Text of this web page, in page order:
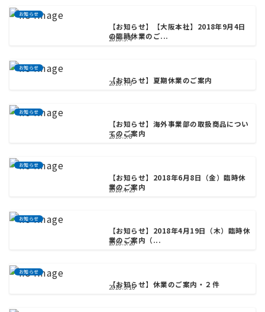
お知らせ
【お知らせ】【大阪本社】2018年9月4日
の臨時休業のご...
2018.9.4
お知らせ
【お知らせ】夏期休業のご案内
2018.7.3
お知らせ
【お知らせ】海外事業部の取扱商品につい
てのご案内
2018.5.8
お知らせ
【お知らせ】2018年6月8日（金）臨時休
業のご案内
2018.4.23
お知らせ
【お知らせ】2018年4月19日（木）臨時休
業のご案内（...
2018.3.20
お知らせ
【お知らせ】休業のご案内・２件
2018.3.16